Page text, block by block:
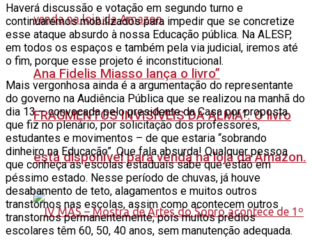
Ana Fidelis Miasso lança o livro”
FRAGMENTOS INVISÍVEIS DA ALMA”. O livro
está disponível para venda na loja da Amazon.
Haverá discussão e votação em segundo turno e
continuaremos mobilizados para impedir que se concretize
esse ataque absurdo à nossa Educação pública. Na ALESP,
em todos os espaços e também pela via judicial, iremos até
o fim, porque esse projeto é inconstitucional.
Mais vergonhosa ainda é a argumentação do representante
do governo na Audiência Pública que se realizou na manhã do
dia 13 – convocada pelo presidente da Casa por proposta
que fiz no plenário, por solicitação dos professores,
estudantes e movimentos – de que estaria “sobrando
dinheiro na Educação”. Que fala absurda! Qualquer pessoa
que conheça as escolas estaduais sabe que estão em
péssimo estado. Nesse período de chuvas, já houve
desabamento de teto, alagamentos e muitos outros
transtornos nas escolas, assim como acontecem outros
transtornos permanentemente, pois muitos prédios
escolares têm 60, 50, 40 anos, sem manutenção adequada.